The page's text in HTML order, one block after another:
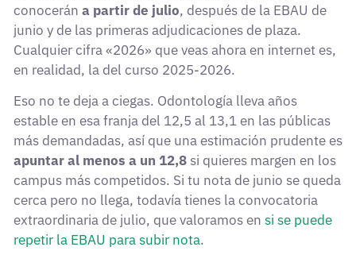
conocerán a partir de julio, después de la EBAU de
junio y de las primeras adjudicaciones de plaza.
Cualquier cifra «2026» que veas ahora en internet es,
en realidad, la del curso 2025-2026.
Eso no te deja a ciegas. Odontología lleva años
estable en esa franja del 12,5 al 13,1 en las públicas
más demandadas, así que una estimación prudente es
apuntar al menos a un 12,8 si quieres margen en los
campus más competidos. Si tu nota de junio se queda
cerca pero no llega, todavía tienes la convocatoria
extraordinaria de julio, que valoramos en si se puede
repetir la EBAU para subir nota.